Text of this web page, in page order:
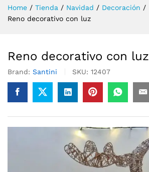
Home / Tienda / Navidad / Decoración /
Reno decorativo con luz
Reno decorativo con luz
Brand: Santini SKU: 12407